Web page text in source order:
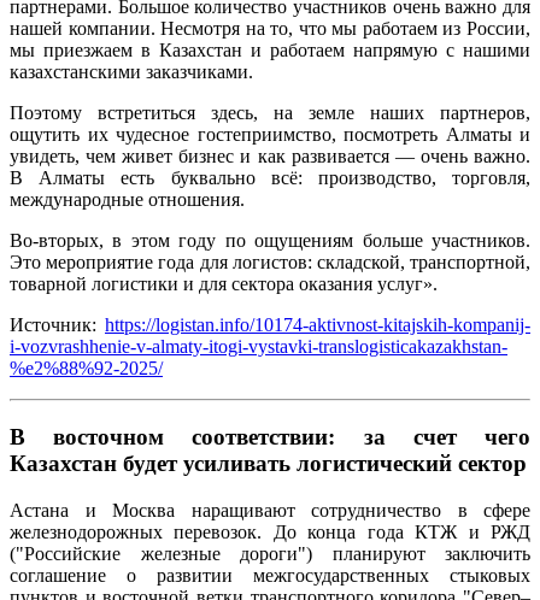
партнерами. Большое количество участников очень важно для
нашей компании. Несмотря на то, что мы работаем из России,
мы приезжаем в Казахстан и работаем напрямую с нашими
казахстанскими заказчиками.
Поэтому встретиться здесь, на земле наших партнеров,
ощутить их чудесное гостеприимство, посмотреть Алматы и
увидеть, чем живет бизнес и как развивается — очень важно.
В Алматы есть буквально всё: производство, торговля,
международные отношения.
Во-вторых, в этом году по ощущениям больше участников.
Это мероприятие года для логистов: складской, транспортной,
товарной логистики и для сектора оказания услуг».
Источник: https://logistan.info/10174-aktivnost-kitajskih-kompanij-
i-vozvrashhenie-v-almaty-itogi-vystavki-translogisticakazakhstan-
%e2%88%92-2025/
В восточном соответствии: за счет чего
Казахстан будет усиливать логистический сектор
Астана и Москва наращивают сотрудничество в сфере
железнодорожных перевозок. До конца года КТЖ и РЖД
("Российские железные дороги") планируют заключить
соглашение о развитии межгосударственных стыковых